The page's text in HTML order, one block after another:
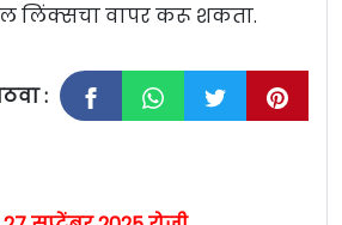
लिंक्सचा वापर करू शकता.
: